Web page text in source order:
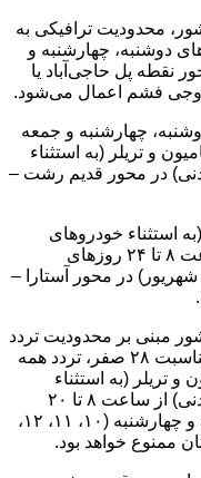
محدودیت ترافیکی به
از ساعت ۱۷ تا ۲۰ روز‌های دوشنبه، چهارشنبه و
محور نقطه پل حاجی‌آباد یا
خروجی فشم اعمال می‌شود.
۸ تا ۲۴ روز‌های دوشنبه، چهارشنبه و جمعه
کامیون و تریلر (به استثناء
در محور قدیم رشت –
استثناء خودرو‌های
حامل مواد سوختی و فاسدشدنی) از ساعت ۸ تا ۲۴ روز‌های
دوشنبه، چهارشنبه و جمعه (۱۲، ۱۴ و ۱۶ شهریور) در محور آستارا –
مبنی بر محدودیت تردد
در محور‌های استان خراسان رضوی به مناسبت ۲۸ صفر، تردد همه
تریلر (به استثناء
خودرو‌های حامل مواد سوختی و فاسدشدنی) از ساعت ۸ تا ۲۰
روز‌های شنبه، یکشنبه، دوشنبه، سه‌شنبه و چهارشنبه (۱۰، ۱۱، ۱۲،